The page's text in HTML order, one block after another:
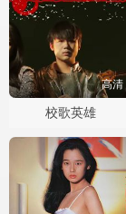
高清
校歌英雄